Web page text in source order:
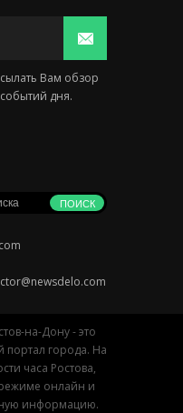
Вам обзор
дня.
на-Дону - это
города. На
часа Ростова,
онлайн и
информацию.